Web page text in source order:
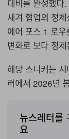
대비를 완성했다
새겨 협업의 정
에어 포스 1 로
변화로 보다 정
해당 스니커는
러에서 2026년
뉴스레터를
요